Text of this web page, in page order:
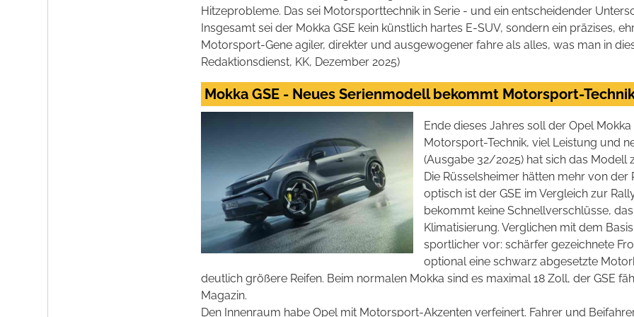
Hitzeprobleme. Das sei Motorsporttechnik in Serie - und ein entscheidender
Insgesamt sei der Mokka GSE kein künstlich hartes E-SUV, sondern ein präzises,
Motorsport-Gene agiler, direkter und ausgewogener fahre als alles, was man in
Redaktionsdienst, KK, Dezember 2025)
Mokka GSE - Neues Serienmodell bekommt Motorsport-
Ende dieses Jahres soll der Opel
Motorsport-Technik, viel Leistung und
(Ausgabe 32/2025) hat sich das
Die Rüsselsheimer hätten mehr von
optisch ist der GSE im Vergleich zur
bekommt keine Schnellverschlüsse,
Klimatisierung. Verglichen mit dem
sportlicher vor: schärfer gezeichnete
optional eine schwarz abgesetzte
deutlich größere Reifen. Beim normalen Mokka sind es maximal 18 Zoll, der GSE
Magazin.
Den Innenraum habe Opel mit Motorsport-Akzenten verfeinert. Fahrer und